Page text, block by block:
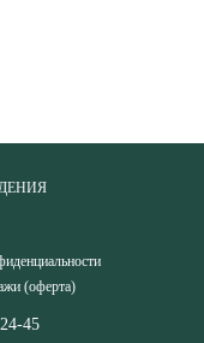
(оферта)
45